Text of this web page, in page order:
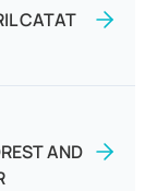
CATAT
AND